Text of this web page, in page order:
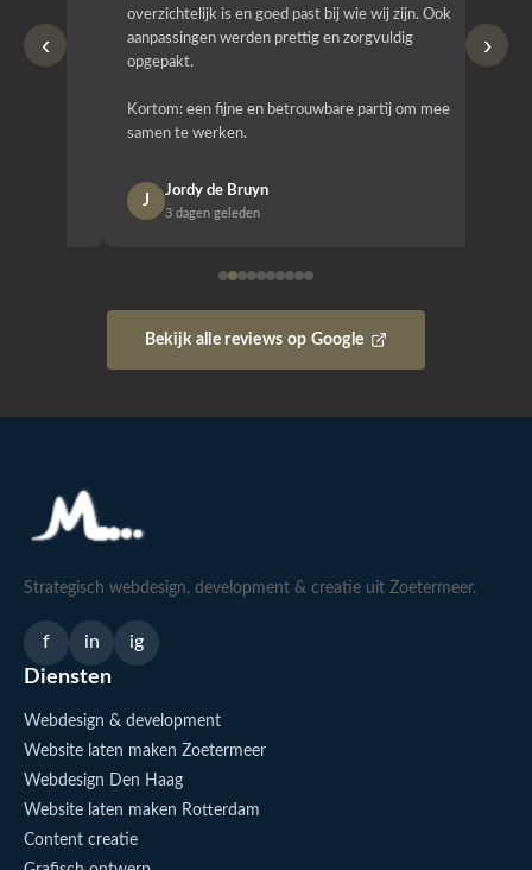
‹
overzichtelijk is en goed past bij wie wij zijn. Ook
aanpassingen werden prettig en zorgvuldig
opgepakt.
Kortom: een fijne en betrouwbare partij om mee
samen te werken.
Jordy de Bruyn
3 dagen geleden
›
Bekijk alle reviews op Google
Strategisch webdesign, development & creatie uit Zoetermeer.
f in ig
Diensten
Webdesign & development
Website laten maken Zoetermeer
Webdesign Den Haag
Website laten maken Rotterdam
Content creatie